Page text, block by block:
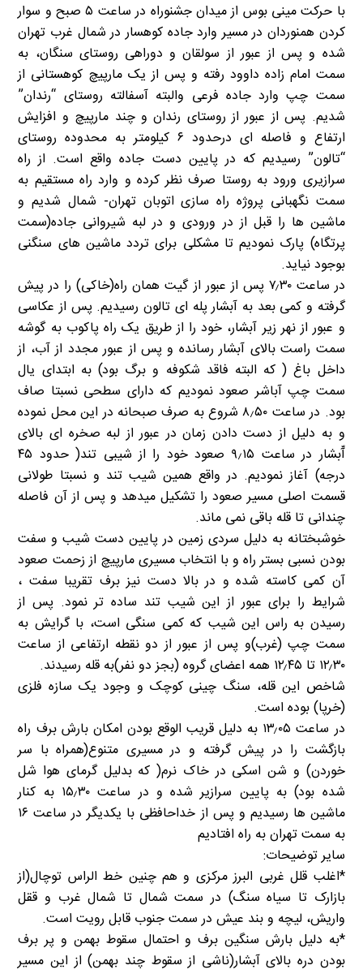
با حرکت مینی بوس از میدان جشنوراه در ساعت ۵ صبح و سوار
کردن همنوردان در مسیر وارد جاده کوهسار در شمال غرب تهران
شده و پس از عبور از سولقان و دوراهی روستای سنگان، به
سمت امام زاده داوود رفته و پس از یک مارپیچ کوهستانی از
سمت چپ وارد جاده فرعی والبته آسفالته روستای “رندان”
شدیم. پس از عبور از روستای رندان و چند مارپیچ و افزایش
ارتفاع و فاصله ای درحدود ۶ کیلومتر به محدوده روستای
“تالون” رسیدیم که در پایین دست جاده واقع است. از راه
سرازیری ورود به روستا صرف نظر کرده و وارد راه مستقیم به
سمت نگهبانی پروژه راه سازی اتوبان تهران- شمال شدیم و
ماشین ها را قبل از در ورودی و در لبه شیروانی جاده(سمت
پرتگاه) پارک نمودیم تا مشکلی برای تردد ماشین های سنگنی
بوجود نیاید.
در ساعت ۷٫۳۰ پس از عبور از گیت همان راه(خاکی) را در پیش
گرفته و کمی بعد به آبشار پله ای تالون رسیدیم. پس از عکاسی
و عبور از نهر زیر آبشار، خود را از طریق یک راه پاکوب به گوشه
سمت راست بالای آبشار رسانده و پس از عبور مجدد از آب، از
داخل باغ ( که البته فاقد شکوفه و برگ بود) به ابتدای یال
سمت چپ آباشر صعود نمودیم که دارای سطحی نسبتا صاف
بود. در ساعت ۸٫۵۰ شروع به صرف صبحانه در این محل نموده
و به دلیل از دست دادن زمان در عبور از لبه صخره ای بالای
آّبشار در ساعت ۹٫۱۵ صعود خود را از شیبی تند( حدود ۴۵
درجه) آغاز نمودیم. در واقع همین شیب تند و نسبتا طولانی
قسمت اصلی مسیر صعود را تشکیل میدهد و پس از آن فاصله
چندانی تا قله باقی نمی ماند.
خوشبختانه به دلیل سردی زمین در پایین دست شیب و سفت
بودن نسبی بستر راه و با انتخاب مسیری مارپیچ از زحمت صعود
آن کمی کاسته شده و در بالا دست نیز برف تقریبا سفت ،
شرایط را برای عبور از این شیب تند ساده تر نمود. پس از
رسیدن به راس این شیب که کمی سنگی است، با گرایش به
سمت چپ (غرب)و پس از عبور از دو نقطه ارتفاعی از ساعت
۱۲٫۳۰ تا ۱۲٫۴۵ همه اعضای گروه (بجز دو نفر)به قله رسیدند.
شاخص این قله، سنگ چینی کوچک و وجود یک سازه فلزی
(خرپا) بوده است.
در ساعت ۱۳٫۰۵ به دلیل قریب الوقع بودن امکان بارش برف راه
بازگشت را در پیش گرفته و در مسیری متنوع(همراه با سر
خوردن) و شن اسکی در خاک نرم( که بدلیل گرمای هوا شل
شده بود) به پایین سرازیر شده و در ساعت ۱۵٫۳۰ به کنار
ماشین ها رسیدیم و پس از خداحافظی با یکدیگر در ساعت ۱۶
به سمت تهران به راه افتادیم
سایر توضیحات:
*اغلب قلل غربی البرز مرکزی و هم چنین خط الراس توچال(از
بازارک تا سیاه سنگ) در سمت شمال تا شمال غرب و ققل
واریش، لیچه و بند عیش در سمت جنوب قابل رویت است.
*به دلیل بارش سنگین برف و احتمال سقوط بهمن و پر برف
بودن دره بالای آبشار(ناشی از سقوط چند بهمن) از این مسیر